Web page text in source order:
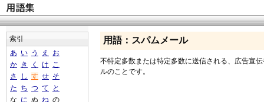
用語：スパムメール
不特定多数または特定多数に送信される、広告宣
ルのことです。
索引
あ い う え
お
か き く け こ
さ
し す せ そ
た ち つ て
と
な に ぬ ね の